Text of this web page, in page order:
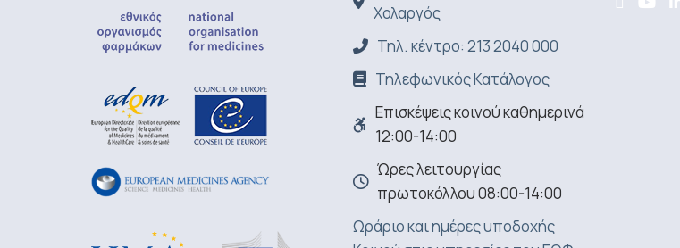
Χολαργός
Τηλ. κέντρο: 213 2040 000
Τηλεφωνικός Κατάλογος
Επισκέψεις κοινού καθημερινά
12:00-14:00
Ώρες λειτουργίας
πρωτοκόλλου 08:00-14:00
Ωράριο και ημέρες υποδοχής